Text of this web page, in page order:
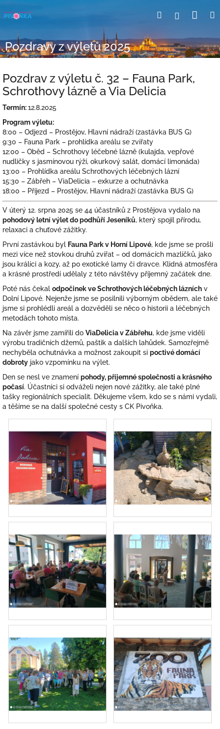
na
HledatPřihlášení
Pozdravy z výletů 2025
Pozdrav z výletu č. 32 – Fauna Park,
Schrothovy lázně a Via Delicia
Termín:12.8.2025
Program výletu:
8:00 – Odjezd – Prostějov, Hlavní nádraží (zastávka BUS G)
9:30 – Fauna Park – prohlídka areálu se zvířaty
12:00 – Oběd – Schrothovy léčebné lázně (kulajda, vepřové
nudličky s jasmínovou rýží, okurkový salát, domácí limonáda)
13:00 – Prohlídka areálu Schrothových léčebných lázní
15:30 – Zábřeh – ViaDelicia – exkurze a ochutnávka
18:00 – Příjezd – Prostějov, Hlavní nádraží (zastávka BUS G)
V úterý 12. srpna 2025 se 44 účastníků z Prostějova vydalo na
pohodový letní výlet do podhůří Jeseníků, který spojil přírodu,
relaxaci a chuťové zážitky.
První zastávkou byl Fauna Park v Horní Lipové, kde jsme se prošli
mezi více než stovkou druhů zvířat – od domácích mazlíčků, jako
jsou králíci a kozy, až po exotické lamy či dravce. Klidná atmosféra
a krásné prostředí udělaly z této návštěvy příjemný začátek dne.
Poté nás čekal odpočinek ve Schrothových léčebných lázních v
Dolní Lipové. Nejenže jsme se posilnili výborným obědem, ale také
jsme si prohlédli areál a dozvěděli se něco o historii a léčebných
metodách tohoto místa.
Na závěr jsme zamířili do ViaDelicia v Zábřehu, kde jsme viděli
výrobu tradičních džemů, paštik a dalších lahůdek. Samozřejmě
nechyběla ochutnávka a možnost zakoupit si poctivé domácí
dobroty jako vzpomínku na výlet.
Den se nesl ve znamení pohody, příjemné společnosti a krásného
počasí. Účastníci si odváželi nejen nové zážitky, ale také plné
tašky regionálních specialit. Děkujeme všem, kdo se s námi vydali,
a těšíme se na další společné cesty s CK Pivoňka.